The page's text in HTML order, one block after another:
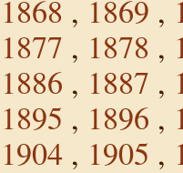
1868 , 1869 ,
1877 , 1878 ,
1886 , 1887 ,
1895 , 1896 ,
1904 , 1905 ,